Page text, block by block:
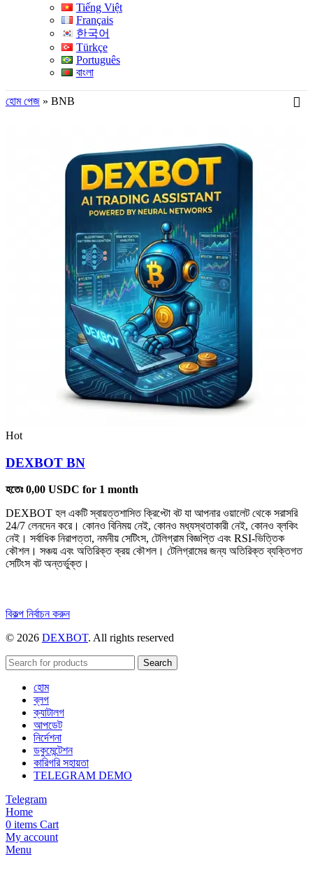
Tiếng Việt
Français
한국어
Türkçe
Português
বাংলা
হোম পেজ » BNB
Hot
DEXBOT BN
হতেঃ0,00 USDC for 1 month
DEXBOT হল একটি স্বায়ত্তশাসিত ক্রিপ্টো বট যা আপনার ওয়ালেট থেকে সরাসরি
24/7 লেনদেন করে। কোনও বিনিময় নেই, কোনও মধ্যস্থতাকারী নেই, কোনও ব্লকিং
নেই। সর্বাধিক নিরাপত্তা, নমনীয় সেটিংস, টেলিগ্রাম বিজ্ঞপ্তি এবং RSI-ভিত্তিক
কৌশল। সঞ্চয় এবং অতিরিক্ত ক্রয় কৌশল। টেলিগ্রামের জন্য অতিরিক্ত ব্যক্তিগত
সেটিংস বট অন্তর্ভুক্ত।
বিকল্প নির্বাচন করুনএই
একাধিক
রয়েছে।
পারে।
© 2026 DEXBOT. All rights reserved
Search
হোম
ব্লগ
ক্যাটালগ
আপডেট
নির্দেশনা
ডকুমেন্টেশন
কারিগরি সহায়তা
TELEGRAM DEMO
Telegram
Home
0 items Cart
My account
Menu